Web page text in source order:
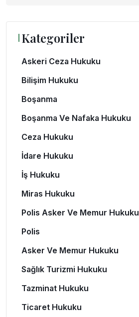
Kategoriler
Askeri Ceza Hukuku
Bilişim Hukuku
Boşanma
Boşanma Ve Nafaka Hukuku
Ceza Hukuku
İdare Hukuku
İş Hukuku
Miras Hukuku
Polis Asker Ve Memur Hukuku
Polis
Asker Ve Memur Hukuku
Sağlık Turizmi Hukuku
Tazminat Hukuku
Ticaret Hukuku